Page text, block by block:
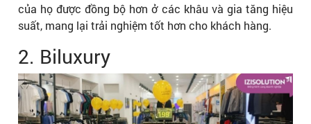
của họ được đồng bộ hơn ở các khâu và gia tăng hiệu
suất, mang lại trải nghiệm tốt hơn cho khách hàng.
2. Biluxury